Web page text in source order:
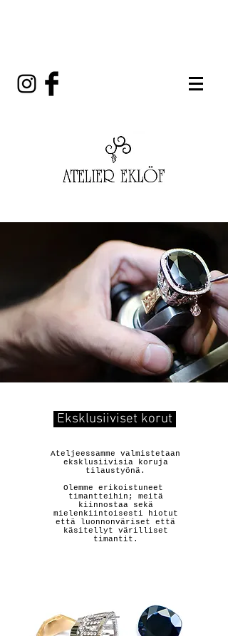
Eksklusiiviset korut
Ateljeessamme valmistetaan
eksklusiivisia koruja
tilaustyönä.
Olemme erikoistuneet
timantteihin; meitä
kiinnostaa sekä
mielenkiintoisesti hiotut
että luonnonväriset että
käsitellyt värilliset
timantit.